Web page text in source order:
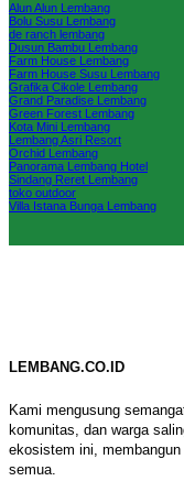
Alun Alun Lembang
Bolu Susu Lembang
de ranch lembang
Dusun Bambu Lembang
Farm House Lembang
Farm House Susu Lembang
Grafika Cikole Lembang
Grand Paradise Lembang
Green Forest Lembang
Kota Mini Lembang
Lembang Asri Resort
Orchid Lembang
Panorama Lembang Hotel
Sindang Reret Lembang
toko outdoor
Villa Istana Bunga Lembang
LEMBANG.CO.ID
Kami mengusung
komunitas, dan warga
ekosistem ini,
semua.